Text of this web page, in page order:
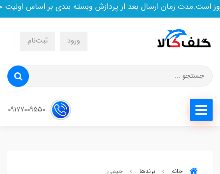
زمان ارسال بعد از پردازش وبسته بندی بر اساس اولیت
ورود ثبت‌نام
خانه برندها جیمی